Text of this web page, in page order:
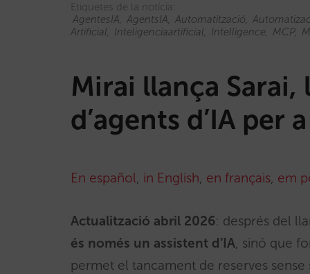
Etiquetes de la notícia:
AgentesIA
AgentsIA Automatització
Artificial
Inteligenciaartificial Intelligence MCP
Mirai llança
d’agents d’IA per
En español, in English, en français, em
Actualització abril 2026: després del
és només un assistent d’IA, sinó que
permet el tancament de reserves